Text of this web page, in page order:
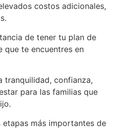
costos adicionales,
de tener tu plan de
que te encuentres en
tranquilidad, confianza,
para las familias que
etapas más importantes de